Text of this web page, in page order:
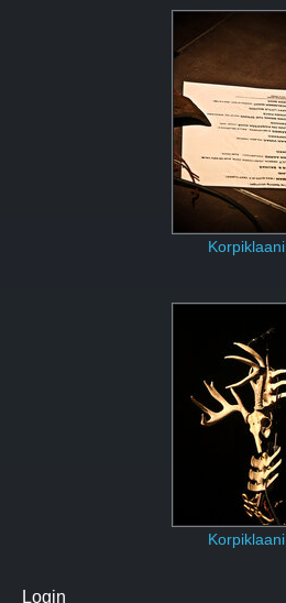
Korpiklaani
Korpiklaani
Login